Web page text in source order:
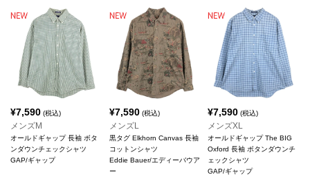
¥7,590 (税込)
メンズM
オールドギャップ 長袖 ボタ
ンダウンチェックシャツ
GAP/ギャップ
¥7,590(税込)
メンズL
黒タグ Elkhorn Canvas 長袖
コットンシャツ
Eddie Bauer/エディーバウア
ー
¥7,590 (税込)
メンズXL
オールドギャップ The BIG
Oxford 長袖 ボタンダウンチ
ェックシャツ
GAP/ギャップ